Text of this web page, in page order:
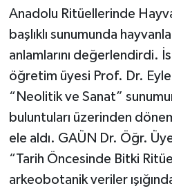
Anadolu Ritüellerinde
başlıklı sunumunda
anlamlarını değerlendirdi.
öğretim üyesi Prof. Dr.
“Neolitik ve Sanat”
buluntuları üzerinden
ele aldı. GAÜN Dr. Öğr.
“Tarih Öncesinde Bitki
arkeobotanik veriler